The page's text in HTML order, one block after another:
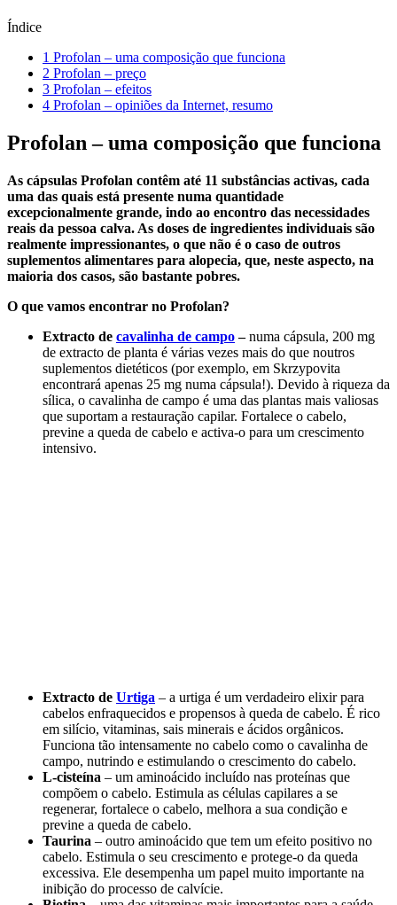
Índice
1 Profolan – uma composição que funciona
2 Profolan – preço
3 Profolan – efeitos
4 Profolan – opiniões da Internet, resumo
Profolan – uma composição que funciona
As cápsulas Profolan contêm até 11 substâncias activas, cada
uma das quais está presente numa quantidade
excepcionalmente grande, indo ao encontro das necessidades
reais da pessoa calva. As doses de ingredientes individuais são
realmente impressionantes, o que não é o caso de outros
suplementos alimentares para alopecia, que, neste aspecto, na
maioria dos casos, são bastante pobres.
O que vamos encontrar no Profolan?
Extracto de cavalinha de campo–numa cápsula, 200 mg
de extracto de planta é várias vezes mais do que noutros
suplementos dietéticos (por exemplo, em Skrzypovita
encontrará apenas 25 mg numa cápsula!). Devido à riqueza da
sílica, o cavalinha de campo é uma das plantas mais valiosas
que suportam a restauração capilar. Fortalece o cabelo,
previne a queda de cabelo e activa-o para um crescimento
intensivo.
Extracto de Urtiga – a urtiga é um verdadeiro elixir para
cabelos enfraquecidos e propensos à queda de cabelo. É rico
em silício, vitaminas, sais minerais e ácidos orgânicos.
Funciona tão intensamente no cabelo como o cavalinha de
campo, nutrindo e estimulando o crescimento do cabelo.
L-cisteína – um aminoácido incluído nas proteínas que
compõem o cabelo. Estimula as células capilares a se
regenerar, fortalece o cabelo, melhora a sua condição e
previne a queda de cabelo.
Taurina – outro aminoácido que tem um efeito positivo no
cabelo. Estimula o seu crescimento e protege-o da queda
excessiva. Ele desempenha um papel muito importante na
inibição do processo de calvície.